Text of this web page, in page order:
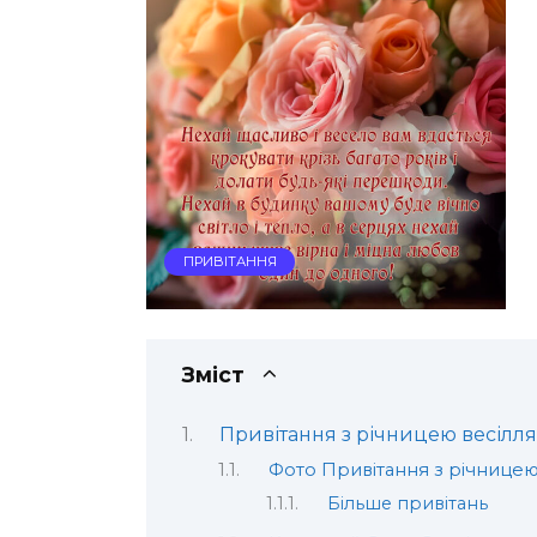
ПРИВІТАННЯ
Зміст
Привітання з річницею весілля
Фото Привітання з річницею
Більше привітань